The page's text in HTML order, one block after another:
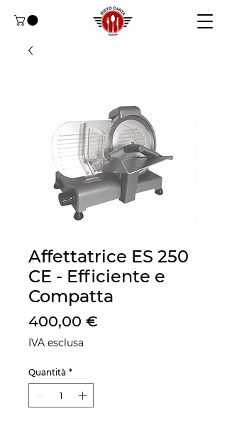
Affettatrice ES 250
CE - Efficiente e
Compatta
400,00 €
IVA esclusa
Quantità *